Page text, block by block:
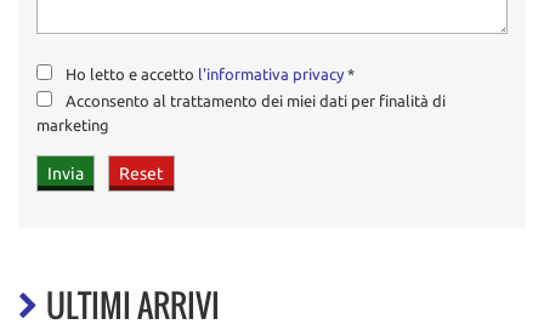
Ho letto e accetto l'informativa privacy *
Acconsento al trattamento dei miei dati per finalità di
marketing
ULTIMI ARRIVI